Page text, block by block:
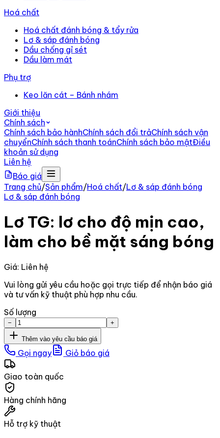
Hoá chất
Hoá chất đánh bóng & tẩy rửa
Lơ & sáp đánh bóng
Dầu chống gỉ sét
Dầu làm mát
Phụ trợ
Keo lăn cát – Bánh nhám
Giới thiệu
Chính sách
Chính sách bảo hànhChính sách đổi trảChính sách vận
chuyểnChính sách thanh toánChính sách bảo mậtĐiều
khoản sử dụng
Liên hệ
Báo giá
Trang chủ/Sản phẩm/Hoá chất/Lơ & sáp đánh bóng
Lơ & sáp đánh bóng
Lơ TG: lơ cho độ mịn cao,
làm cho bề mặt sáng bóng
Giá: Liên hệ
Vui lòng gửi yêu cầu hoặc gọi trực tiếp để nhận báo giá
và tư vấn kỹ thuật phù hợp nhu cầu.
Số lượng
− +
Thêm vào yêu cầu báo giá
Gọi ngay Giỏ báo giá
Giao toàn quốc
Hàng chính hãng
Hỗ trợ kỹ thuật